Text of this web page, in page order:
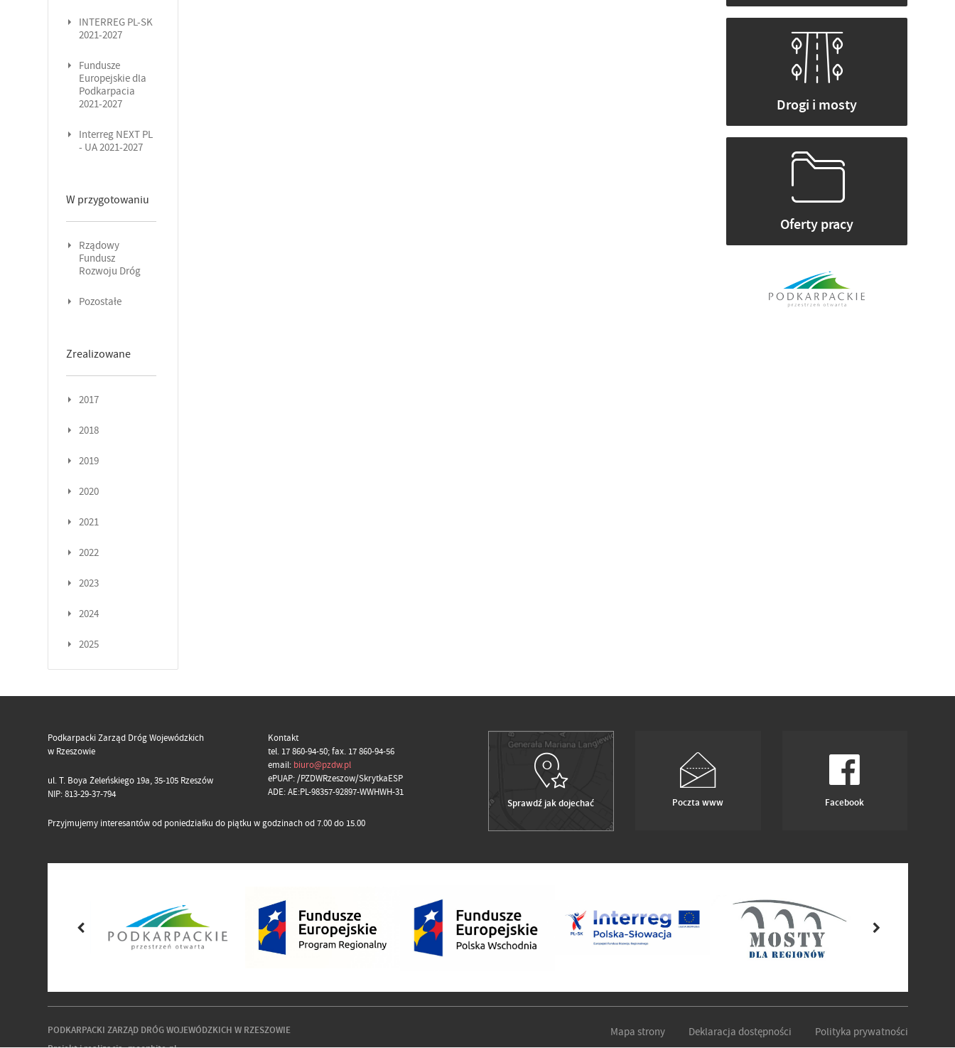
INTERREG PL-SK
2021-2027
Fundusze
Europejskie dla
Podkarpacia
2021-2027
Interreg NEXT PL
- UA 2021-2027
W przygotowaniu
Rządowy
Fundusz
Rozwoju Dróg
Pozostałe
Zrealizowane
2017
2018
2019
2020
2021
2022
2023
2024
2025
Drogi i mosty
Oferty pracy
Podkarpacki Zarząd Dróg Wojewódzkich
w Rzeszowie
ul. T. Boya Żeleńskiego 19a, 35-105 Rzeszów
NIP: 813-29-37-794
Kontakt
tel. 17 860-94-50; fax. 17 860-94-56
email: biuro@pzdw.pl
ePUAP: /PZDWRzeszow/SkrytkaESP
ADE: AE:PL-98357-92897-WWHWH-31
Przyjmujemy interesantów od poniedziałku do piątku w godzinach od 7.00 do 15.00
Sprawdź jak dojechać Poczta www Facebook
PODKARPACKI ZARZĄD DRÓG WOJEWÓDZKICH W RZESZOWIE
Mapa strony Deklaracja dostępności Polityka prywatności